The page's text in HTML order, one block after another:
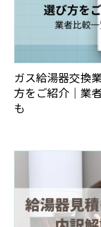
ガス給湯器交換
方をご紹介｜業
も